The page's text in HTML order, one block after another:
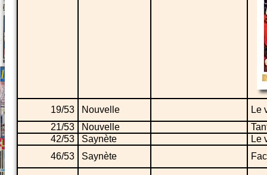
19/53 Nouvelle
Le
21/53
Nouvelle
42/53
Saynète
Le
46/53
Saynète